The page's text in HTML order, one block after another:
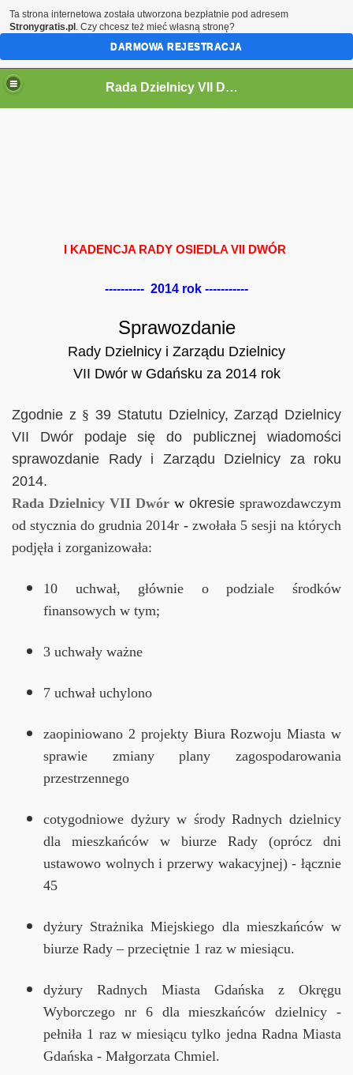
Rada Dzielnicy VII Dwór
I KADENCJA RADY OSIEDLA VII DWÓR
---------- 2014 rok -----------
Sprawozdanie
Rady Dzielnicy i Zarządu Dzielnicy
VII Dwór w Gdańsku za 2014 rok
Zgodnie z § 39 Statutu Dzielnicy, Zarząd Dzielnicy
VII Dwór podaje się do publicznej wiadomości
sprawozdanie Rady i Zarządu Dzielnicy za roku
2014.
Rada Dzielnicy VII Dwór w okresie sprawozdawczym
od stycznia do grudnia 2014r - zwołała 5 sesji na których
podjęła i zorganizowała:
10 uchwał, głównie o podziale środków
finansowych w tym;
3 uchwały ważne
7 uchwał uchylono
zaopiniowano 2 projekty Biura Rozwoju Miasta w
sprawie zmiany plany zagospodarowania
przestrzennego
cotygodniowe dyżury w środy Radnych dzielnicy
dla mieszkańców w biurze Rady (oprócz dni
ustawowo wolnych i przerwy wakacyjnej) - łącznie
45
dyżury Strażnika Miejskiego dla mieszkańców w
biurze Rady – przeciętnie 1 raz w miesiącu.
dyżury Radnych Miasta Gdańska z Okręgu
Wyborczego nr 6 dla mieszkańców dzielnicy -
pełniła 1 raz w miesiącu tylko jedna Radna Miasta
Gdańska - Małgorzata Chmiel.
III Kadencję 2019 - 2024
Ta strona internetowa została utworzona bezpłatnie pod adresem
Stronygratis.pl . Czy chcesz też mieć własną stronę?
DARMOWA REJESTRACJA